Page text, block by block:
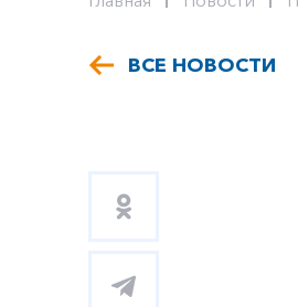
ВСЕ НОВОСТИ